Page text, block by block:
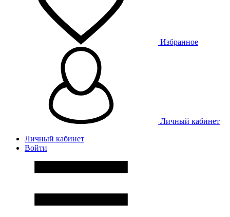
Избранное
Личный кабинет
Личный кабинет
Войти